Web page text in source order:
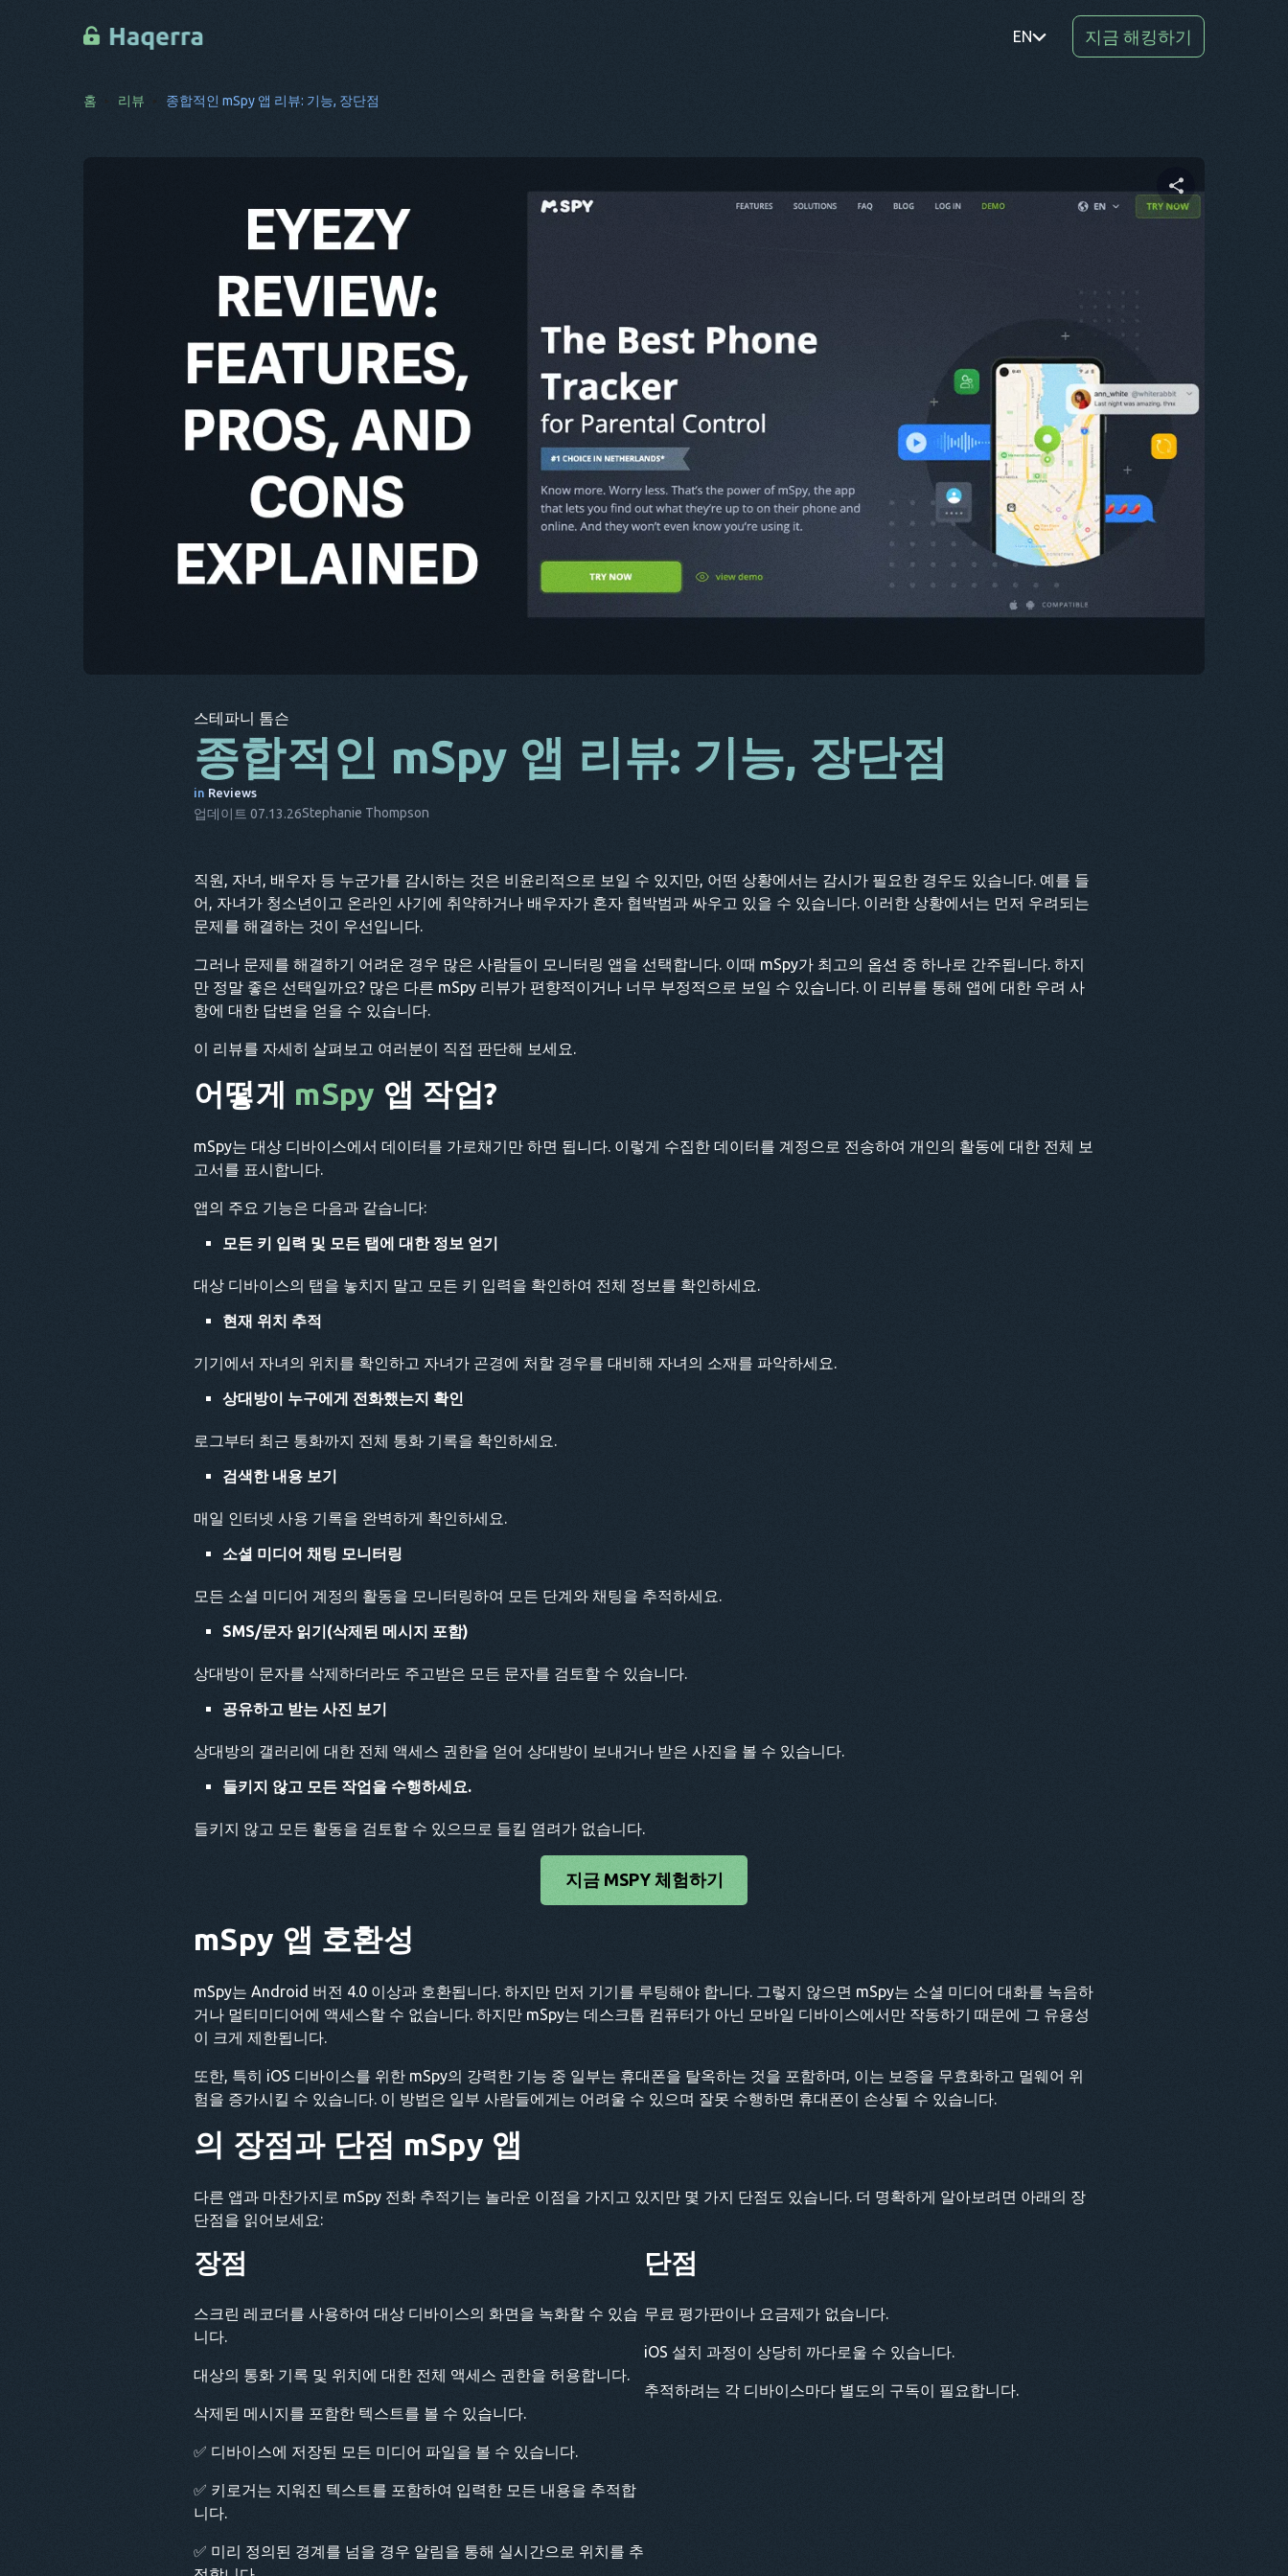
EN
AR
BG
CS
DA
IT
FR
ES
지금 해킹하기
홈 리뷰 종합적인 mSpy 앱 리뷰: 기능, 장단점
스테파니 톰슨
종합적인 mSpy 앱 리뷰: 기능, 장단점
in Reviews
업데이트 07.13.26Stephanie Thompson
직원, 자녀, 배우자 등 누군가를 감시하는 것은 비윤리적으로 보일 수 있지만, 어떤 상황에서는 감시가 필요한 경우도 있습니다. 예를 들
어, 자녀가 청소년이고 온라인 사기에 취약하거나 배우자가 혼자 협박범과 싸우고 있을 수 있습니다. 이러한 상황에서는 먼저 우려되는
문제를 해결하는 것이 우선입니다.
그러나 문제를 해결하기 어려운 경우 많은 사람들이 모니터링 앱을 선택합니다. 이때 mSpy가 최고의 옵션 중 하나로 간주됩니다. 하지
만 정말 좋은 선택일까요? 많은 다른 mSpy 리뷰가 편향적이거나 너무 부정적으로 보일 수 있습니다. 이 리뷰를 통해 앱에 대한 우려 사
항에 대한 답변을 얻을 수 있습니다.
이 리뷰를 자세히 살펴보고 여러분이 직접 판단해 보세요.
어떻게 mSpy 앱 작업?
mSpy는 대상 디바이스에서 데이터를 가로채기만 하면 됩니다. 이렇게 수집한 데이터를 계정으로 전송하여 개인의 활동에 대한 전체 보
고서를 표시합니다.
앱의 주요 기능은 다음과 같습니다:
모든 키 입력 및 모든 탭에 대한 정보 얻기
대상 디바이스의 탭을 놓치지 말고 모든 키 입력을 확인하여 전체 정보를 확인하세요.
현재 위치 추적
기기에서 자녀의 위치를 확인하고 자녀가 곤경에 처할 경우를 대비해 자녀의 소재를 파악하세요.
상대방이 누구에게 전화했는지 확인
로그부터 최근 통화까지 전체 통화 기록을 확인하세요.
검색한 내용 보기
매일 인터넷 사용 기록을 완벽하게 확인하세요.
소셜 미디어 채팅 모니터링
모든 소셜 미디어 계정의 활동을 모니터링하여 모든 단계와 채팅을 추적하세요.
SMS/문자 읽기(삭제된 메시지 포함)
상대방이 문자를 삭제하더라도 주고받은 모든 문자를 검토할 수 있습니다.
공유하고 받는 사진 보기
상대방의 갤러리에 대한 전체 액세스 권한을 얻어 상대방이 보내거나 받은 사진을 볼 수 있습니다.
들키지 않고 모든 작업을 수행하세요.
들키지 않고 모든 활동을 검토할 수 있으므로 들킬 염려가 없습니다.
지금 MSPY 체험하기
mSpy 앱 호환성
mSpy는 Android 버전 4.0 이상과 호환됩니다. 하지만 먼저 기기를 루팅해야 합니다. 그렇지 않으면 mSpy는 소셜 미디어 대화를 녹음하
거나 멀티미디어에 액세스할 수 없습니다. 하지만 mSpy는 데스크톱 컴퓨터가 아닌 모바일 디바이스에서만 작동하기 때문에 그 유용성
이 크게 제한됩니다.
또한, 특히 iOS 디바이스를 위한 mSpy의 강력한 기능 중 일부는 휴대폰을 탈옥하는 것을 포함하며, 이는 보증을 무효화하고 멀웨어 위
험을 증가시킬 수 있습니다. 이 방법은 일부 사람들에게는 어려울 수 있으며 잘못 수행하면 휴대폰이 손상될 수 있습니다.
의 장점과 단점 mSpy 앱
다른 앱과 마찬가지로 mSpy 전화 추적기는 놀라운 이점을 가지고 있지만 몇 가지 단점도 있습니다. 더 명확하게 알아보려면 아래의 장
단점을 읽어보세요:
장점
스크린 레코더를 사용하여 대상 디바이스의 화면을 녹화할 수 있습
니다.
대상의 통화 기록 및 위치에 대한 전체 액세스 권한을 허용합니다.
삭제된 메시지를 포함한 텍스트를 볼 수 있습니다.
✅ 디바이스에 저장된 모든 미디어 파일을 볼 수 있습니다.
✅ 키로거는 지워진 텍스트를 포함하여 입력한 모든 내용을 추적합
니다.
✅ 미리 정의된 경계를 넘을 경우 알림을 통해 실시간으로 위치를 추
단점
무료 평가판이나 요금제가 없습니다.
iOS 설치 과정이 상당히 까다로울 수 있습니다.
추적하려는 각 디바이스마다 별도의 구독이 필요합니다.